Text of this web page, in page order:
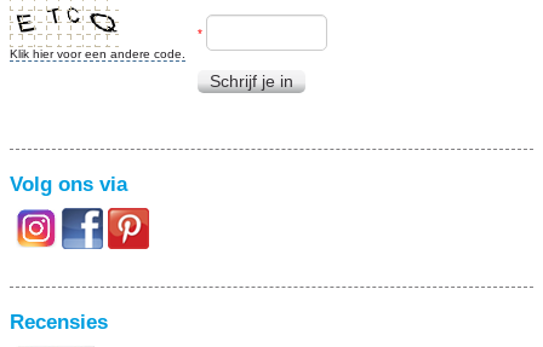
Klik hier voor een andere code.
*
Schrijf je in
Volg ons via
Recensies